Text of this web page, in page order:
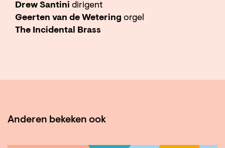
Drew Santini dirigent
Geerten van de Wetering orgel
The Incidental Brass
Anderen bekeken ook